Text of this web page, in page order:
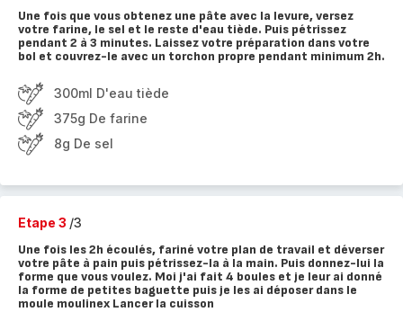
Une fois que vous obtenez une pâte avec la levure, versez
votre farine, le sel et le reste d'eau tiède. Puis pétrissez
pendant 2 à 3 minutes. Laissez votre préparation dans votre
bol et couvrez-le avec un torchon propre pendant minimum 2h.
300ml D'eau tiède
375g De farine
8g De sel
Etape 3 /3
Une fois les 2h écoulés, fariné votre plan de travail et déverser
votre pâte à pain puis pétrissez-la à la main. Puis donnez-lui la
forme que vous voulez. Moi j'ai fait 4 boules et je leur ai donné
la forme de petites baguette puis je les ai déposer dans le
moule moulinex Lancer la cuisson